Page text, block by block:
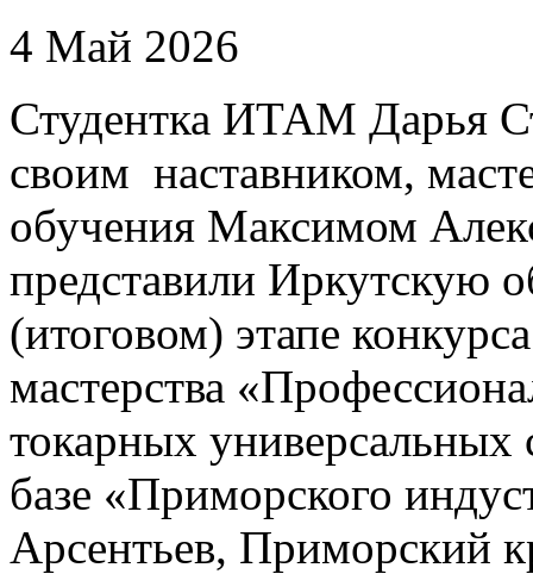
4 Май 2026
Студентка ИТАМ Дарья
своим наставником,
обучения Максимом
представили Иркутскую
(итоговом) этапе
мастерства
токарных универсальных
базе «Приморского
Арсентьев, Приморский